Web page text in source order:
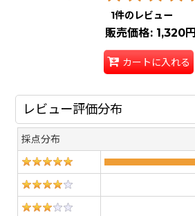
1件のレビュー
販売価格: 1,320円
カートに入れる
レビュー評価分布
採点分布